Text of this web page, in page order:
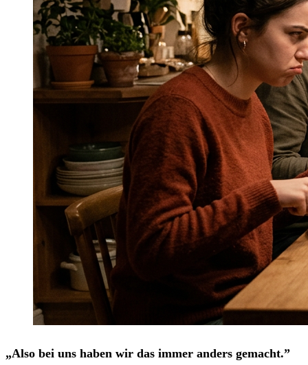
„Also bei uns haben wir das immer anders gemacht.”